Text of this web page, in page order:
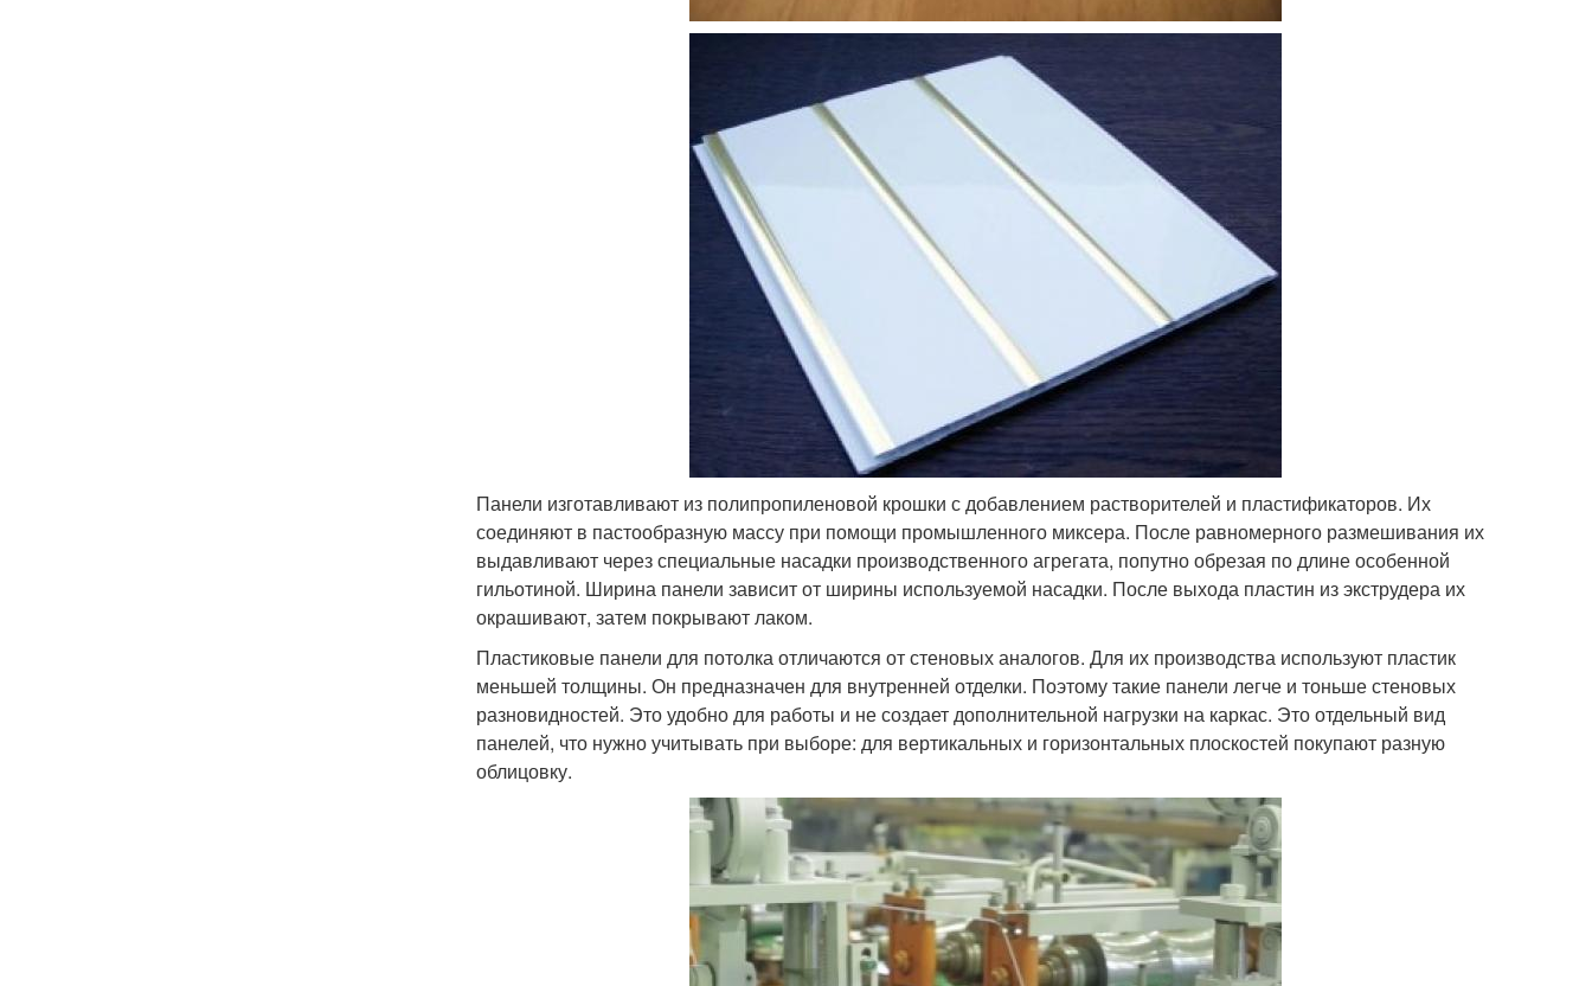
Панели изготавливают из полипропиленовой крошки с добавлением растворителей и пластификаторов. Их
соединяют в пастообразную массу при помощи промышленного миксера. После равномерного размешивания их
выдавливают через специальные насадки производственного агрегата, попутно обрезая по длине особенной
гильотиной. Ширина панели зависит от ширины используемой насадки. После выхода пластин из экструдера их
окрашивают, затем покрывают лаком.
Пластиковые панели для потолка отличаются от стеновых аналогов. Для их производства используют пластик
меньшей толщины. Он предназначен для внутренней отделки. Поэтому такие панели легче и тоньше стеновых
разновидностей. Это удобно для работы и не создает дополнительной нагрузки на каркас. Это отдельный вид
панелей, что нужно учитывать при выборе: для вертикальных и горизонтальных плоскостей покупают разную
облицовку.